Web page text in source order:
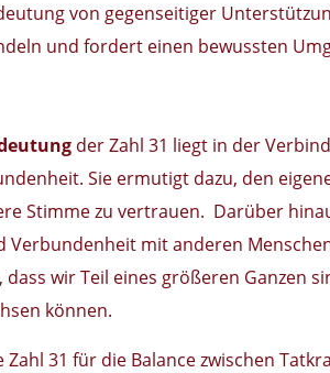
von gegenseitiger
und fordert einen bewussten
der Zahl 31 liegt in der
Sie ermutigt dazu, den
Stimme zu vertrauen. Darüber
Verbundenheit mit anderen
wir Teil eines größeren Ganzen
können.
Zahl 31 für die Balance zwischen